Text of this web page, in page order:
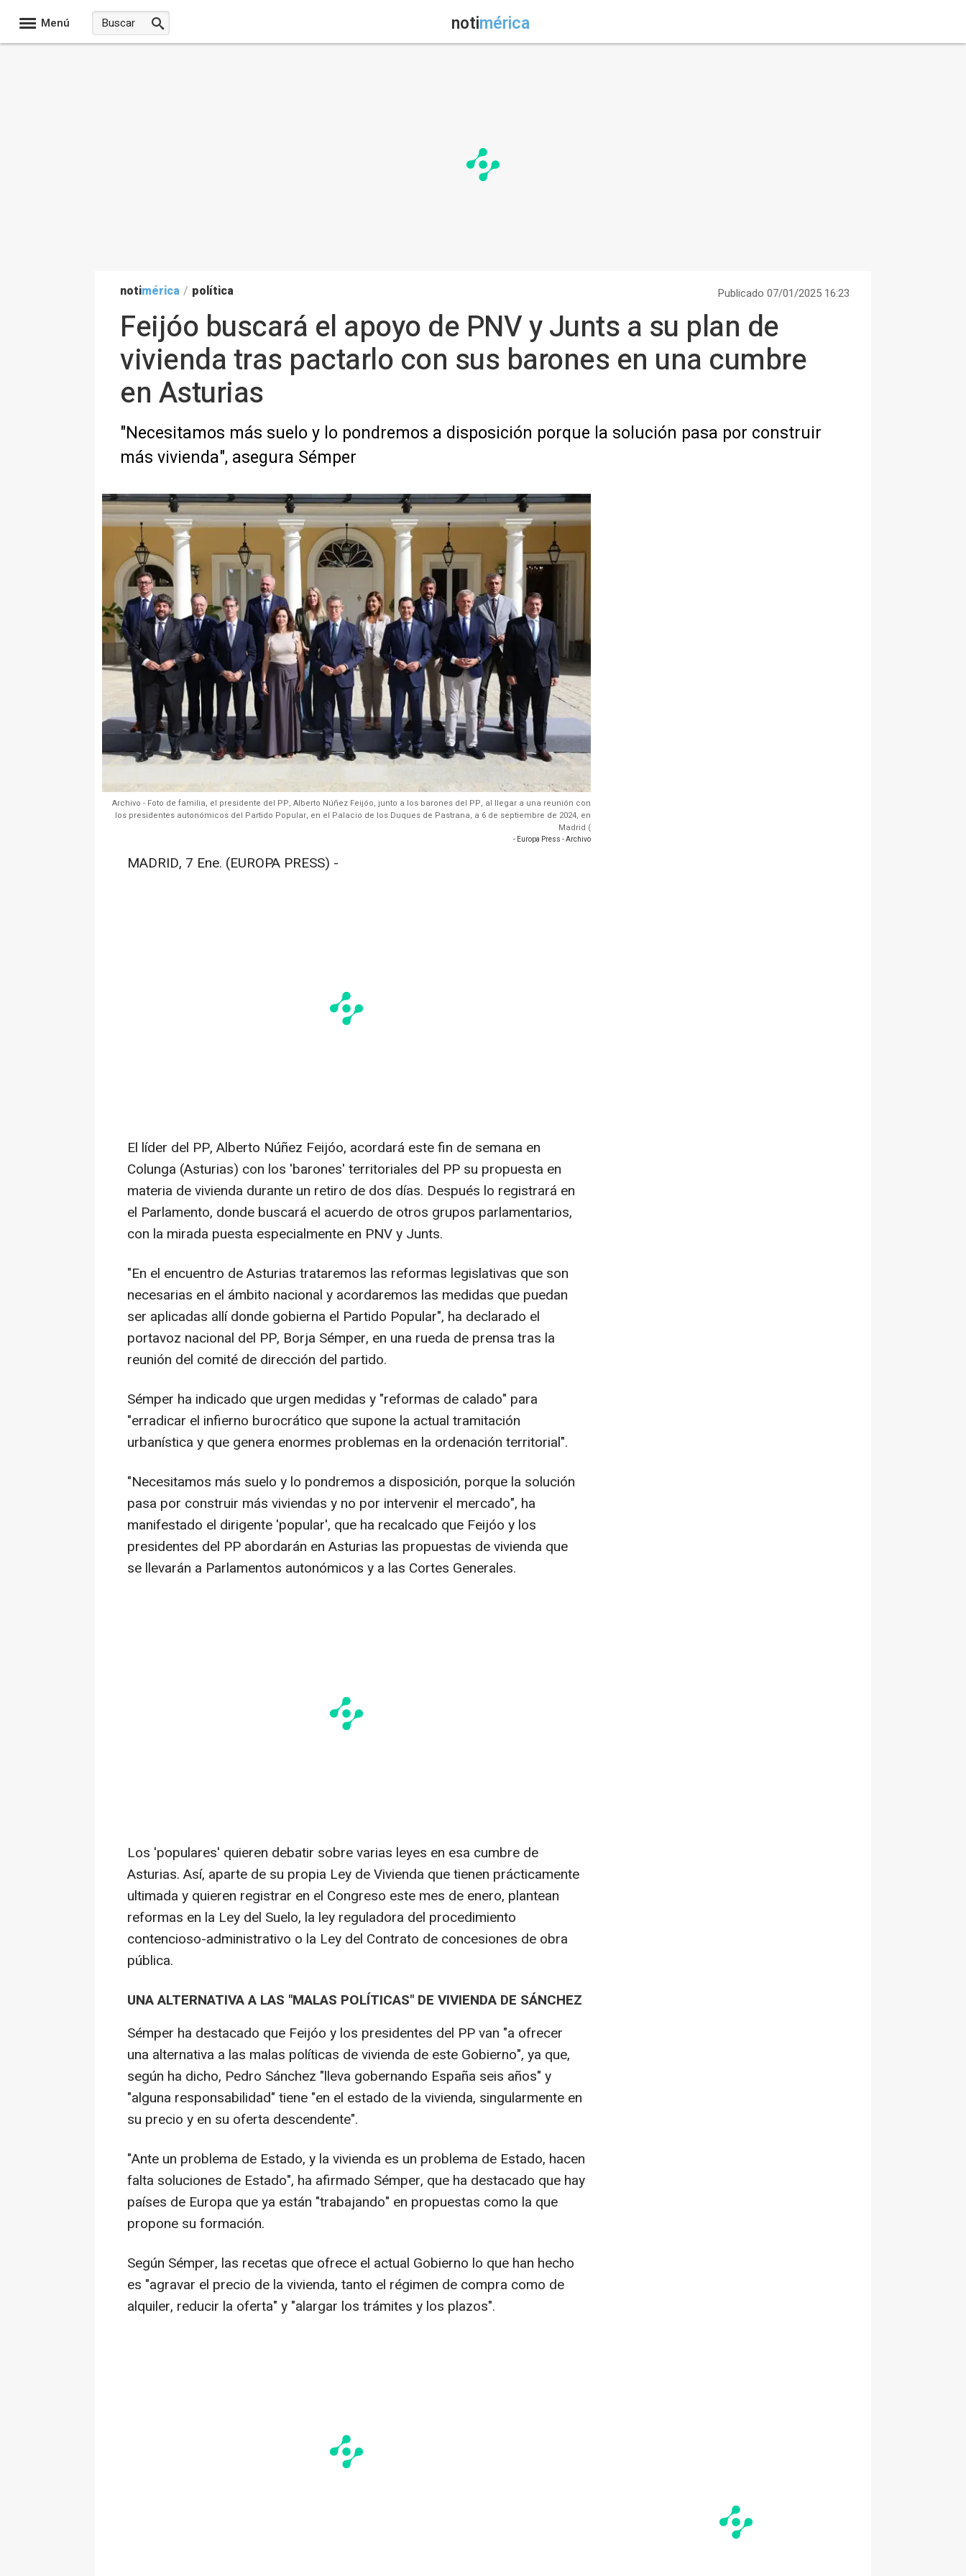
Menú notimérica
notimérica / política Publicado 07/01/2025 16:23
Feijóo buscará el apoyo de PNV y Junts a su plan de
vivienda tras pactarlo con sus barones en una cumbre
en Asturias
"Necesitamos más suelo y lo pondremos a disposición porque la solución pasa por construir
más vivienda", asegura Sémper
Archivo - Foto de familia, el presidente del PP, Alberto Núñez Feijóo, junto a los barones del PP, al llegar a una reunión con
los presidentes autonómicos del Partido Popular, en el Palacio de los Duques de Pastrana, a 6 de septiembre de 2024, en
Madrid (
- Europa Press - Archivo
MADRID, 7 Ene. (EUROPA PRESS) -
El líder del PP, Alberto Núñez Feijóo, acordará este fin de semana en
Colunga (Asturias) con los 'barones' territoriales del PP su propuesta en
materia de vivienda durante un retiro de dos días. Después lo registrará en
el Parlamento, donde buscará el acuerdo de otros grupos parlamentarios,
con la mirada puesta especialmente en PNV y Junts.
"En el encuentro de Asturias trataremos las reformas legislativas que son
necesarias en el ámbito nacional y acordaremos las medidas que puedan
ser aplicadas allí donde gobierna el Partido Popular", ha declarado el
portavoz nacional del PP, Borja Sémper, en una rueda de prensa tras la
reunión del comité de dirección del partido.
Sémper ha indicado que urgen medidas y "reformas de calado" para
"erradicar el infierno burocrático que supone la actual tramitación
urbanística y que genera enormes problemas en la ordenación territorial".
"Necesitamos más suelo y lo pondremos a disposición, porque la solución
pasa por construir más viviendas y no por intervenir el mercado", ha
manifestado el dirigente 'popular', que ha recalcado que Feijóo y los
presidentes del PP abordarán en Asturias las propuestas de vivienda que
se llevarán a Parlamentos autonómicos y a las Cortes Generales.
Los 'populares' quieren debatir sobre varias leyes en esa cumbre de
Asturias. Así, aparte de su propia Ley de Vivienda que tienen prácticamente
ultimada y quieren registrar en el Congreso este mes de enero, plantean
reformas en la Ley del Suelo, la ley reguladora del procedimiento
contencioso-administrativo o la Ley del Contrato de concesiones de obra
pública.
UNA ALTERNATIVA A LAS "MALAS POLÍTICAS" DE VIVIENDA DE SÁNCHEZ
Sémper ha destacado que Feijóo y los presidentes del PP van "a ofrecer
una alternativa a las malas políticas de vivienda de este Gobierno", ya que,
según ha dicho, Pedro Sánchez "lleva gobernando España seis años" y
"alguna responsabilidad" tiene "en el estado de la vivienda, singularmente en
su precio y en su oferta descendente".
"Ante un problema de Estado, y la vivienda es un problema de Estado, hacen
falta soluciones de Estado", ha afirmado Sémper, que ha destacado que hay
países de Europa que ya están "trabajando" en propuestas como la que
propone su formación.
Según Sémper, las recetas que ofrece el actual Gobierno lo que han hecho
es "agravar el precio de la vivienda, tanto el régimen de compra como de
alquiler, reducir la oferta" y "alargar los trámites y los plazos".